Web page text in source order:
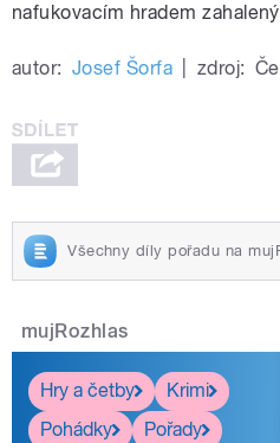
nafukovacím hradem
autor: Josef Šorfa zdroj:
Všechny díly pořadu na
mujRozhlas
Hry a četby
Krimi
Pohádky
Pořady